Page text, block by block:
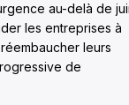
au-delà de
les entreprises à
leurs
de